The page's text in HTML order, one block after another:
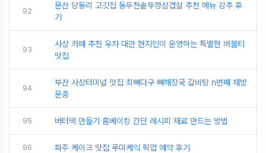
92
문산 당동리 고깃집 동두천솥뚜껑삼겹살 추천 메뉴 강추 후
기
93
사상 카페 추천 우차 대만 현지인이 운영하는 특별한 버블티
맛집
94
부산 사상터미널 맛집 최뼈다구 뼈해장국 갈비탕 n번째 재방
문중
95 버터떡 만들기 홈베이킹 간단 레시피 재료 만드는 방법
96 파주 케이크 맛집 루미케익 픽업 예약 후기